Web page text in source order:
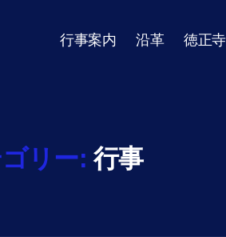
行事案内 沿革 徳正
リー: 行事